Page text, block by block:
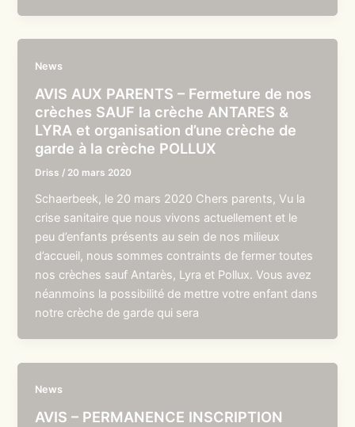
News
AVIS AUX PARENTS – Fermeture de nos
crèches SAUF la crèche ANTARES &
LYRA et organisation d’une crèche de
garde à la crèche POLLUX
Driss / 20 mars 2020
Schaerbeek, le 20 mars 2020 Chers parents, Vu la
crise sanitaire que nous vivons actuellement et le
peu d’enfants présents au sein de nos milieux
d’accueil, nous sommes contraints de fermer toutes
nos crèches sauf Antarès, Lyra et Pollux. Vous avez
néanmoins la possibilité de mettre votre enfant dans
notre crèche de garde qui sera
News
AVIS – PERMANENCE INSCRIPTION